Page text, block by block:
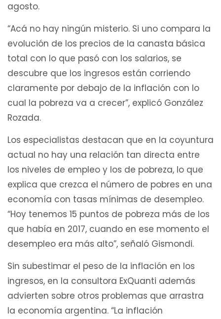
agosto.
“Acá no hay ningún misterio. Si uno compara la
evolución de los precios de la canasta básica
total con lo que pasó con los salarios, se
descubre que los ingresos están corriendo
claramente por debajo de la inflación con lo
cual la pobreza va a crecer”, explicó González
Rozada.
Los especialistas destacan que en la coyuntura
actual no hay una relación tan directa entre
los niveles de empleo y los de pobreza, lo que
explica que crezca el número de pobres en una
economía con tasas mínimas de desempleo.
“Hoy tenemos 15 puntos de pobreza más de los
que había en 2017, cuando en ese momento el
desempleo era más alto”, señaló Gismondi.
Sin subestimar el peso de la inflación en los
ingresos, en la consultora ExQuanti además
advierten sobre otros problemas que arrastra
la economía argentina. “La inflación